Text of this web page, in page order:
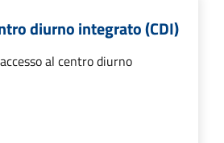
diurno integrato (CDI)
al centro diurno